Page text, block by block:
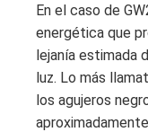
En el caso de
energética que
lejanía estimada
luz. Lo más
los agujeros